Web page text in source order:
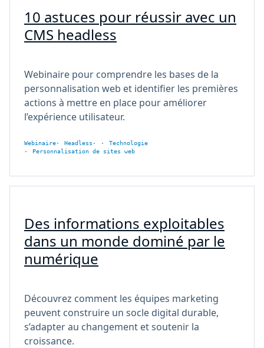
10 astuces pour réussir avec un
CMS headless
Webinaire pour comprendre les bases de la
personnalisation web et identifier les premières
actions à mettre en place pour améliorer
l’expérience utilisateur.
Webinaire Headless
Technologie
Personnalisation de sites web
Des informations exploitables
dans un monde dominé par le
numérique
Découvrez comment les équipes marketing
peuvent construire un socle digital durable,
s’adapter au changement et soutenir la
croissance.